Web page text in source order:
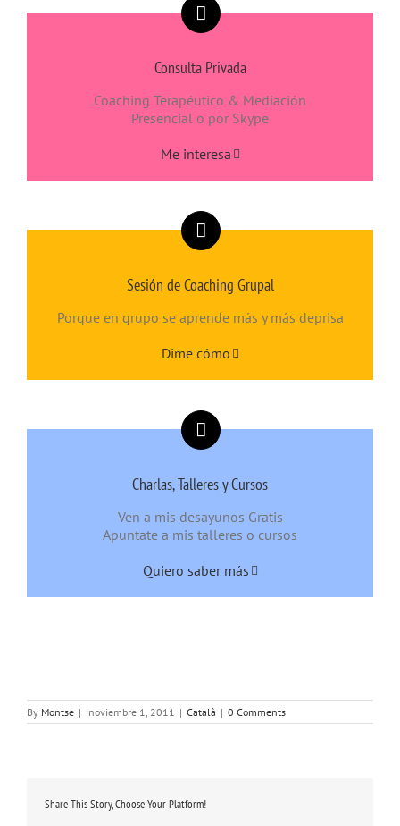
Consulta Privada
Coaching Terapéutico & Mediación
Presencial o por Skype
Me interesa
Sesión de Coaching Grupal
Porque en grupo se aprende más y más deprisa
Dime cómo
Charlas, Talleres y Cursos
Ven a mis desayunos Gratis
Apuntate a mis talleres o cursos
Quiero saber más
By Montse | noviembre 1, 2011 | Català | 0 Comments
Share This Story, Choose Your Platform!